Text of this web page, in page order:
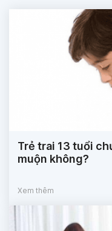
Trẻ trai 13 tuổi
muộn không?
Xem thêm